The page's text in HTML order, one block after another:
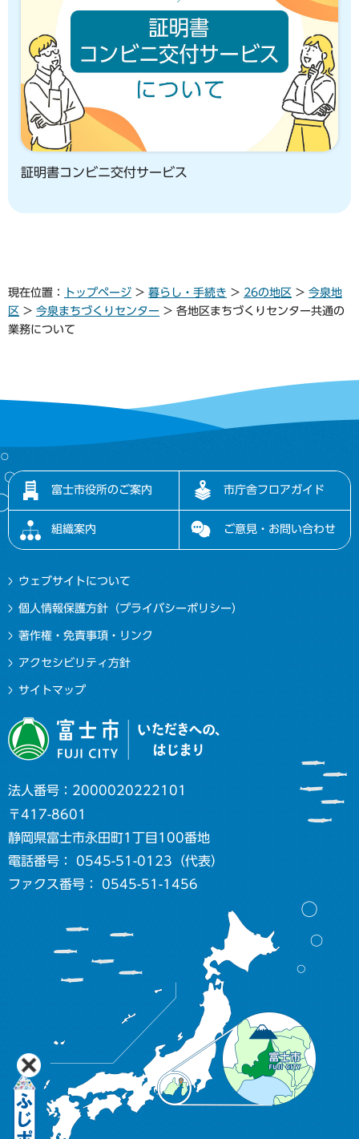
証明書コンビニ交付サービス
現在位置： トップページ > 暮らし・手続き > 26の地区 > 今泉地
区 > 今泉まちづくりセンター > 各地区まちづくりセンター共通の
業務について
富士市役所のご案内 市庁舎フロアガイド
組織案内 ご意見・お問い合わせ
ウェブサイトについて
個人情報保護方針（プライバシーポリシー）
著作権・免責事項・リンク
アクセシビリティ方針
サイトマップ
法人番号：2000020222101
〒417-8601
静岡県富士市永田町1丁目100番地
電話番号： 0545-51-0123（代表）
ファクス番号： 0545-51-1456